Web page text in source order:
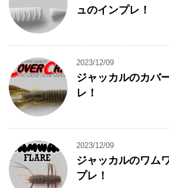
ュのインプレ！
2023/12/09
ジャッカルのカバ
レ！
2023/12/09
ジャッカルのワム
プレ！